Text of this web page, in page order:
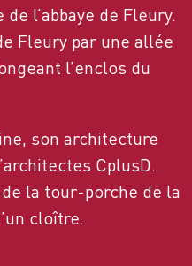
l’abbaye de Fleury.
Fleury par une allée
l’enclos du
son architecture
CplusD.
la tour-porche de la
cloître.